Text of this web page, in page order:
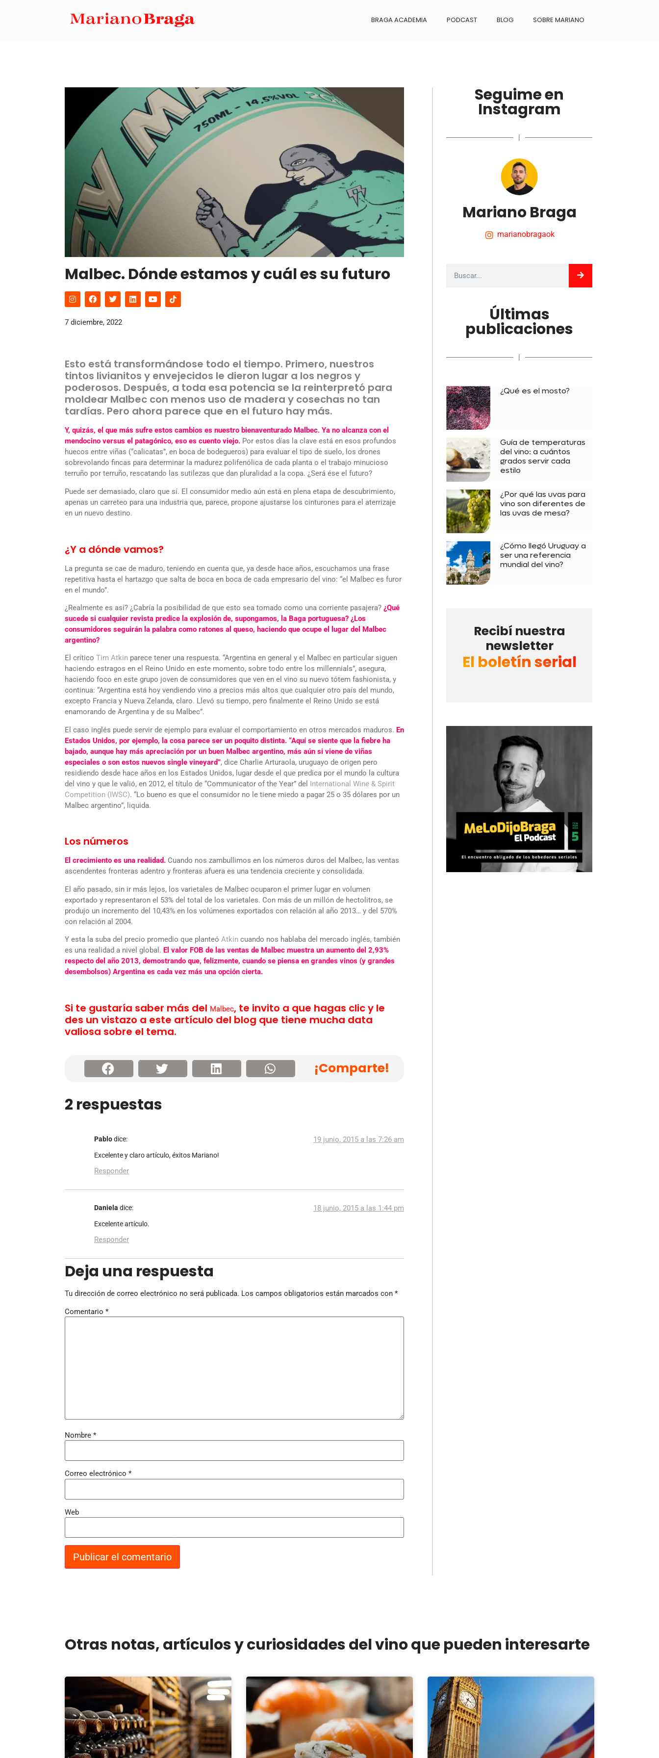
BRAGA ACADEMIA PODCAST BLOG SOBRE MARIANO
Malbec. Dónde estamos y cuál es su futuro
7 diciembre, 2022
Esto está transformándose todo el tiempo. Primero, nuestros
tintos livianitos y envejecidos le dieron lugar a los negros y
poderosos. Después, a toda esa potencia se la reinterpretó para
moldear Malbec con menos uso de madera y cosechas no tan
tardías. Pero ahora parece que en el futuro hay más.
Y, quizás, el que más sufre estos cambios es nuestro bienaventurado Malbec. Ya no alcanza con el
mendocino versus el patagónico, eso es cuento viejo. Por estos días la clave está en esos profundos
huecos entre viñas (“calicatas”, en boca de bodegueros) para evaluar el tipo de suelo, los drones
sobrevolando fincas para determinar la madurez polifenólica de cada planta o el trabajo minucioso
terruño por terruño, rescatando las sutilezas que dan pluralidad a la copa. ¿Será ése el futuro?
Puede ser demasiado, claro que sí. El consumidor medio aún está en plena etapa de descubrimiento,
apenas un carreteo para una industria que, parece, propone ajustarse los cinturones para el aterrizaje
en un nuevo destino.
¿Y a dónde vamos?
La pregunta se cae de maduro, teniendo en cuenta que, ya desde hace años, escuchamos una frase
repetitiva hasta el hartazgo que salta de boca en boca de cada empresario del vino: “el Malbec es furor
en el mundo”.
¿Realmente es así? ¿Cabría la posibilidad de que esto sea tomado como una corriente pasajera? ¿Qué
sucede si cualquier revista predice la explosión de, supongamos, la Baga portuguesa? ¿Los
consumidores seguirán la palabra como ratones al queso, haciendo que ocupe el lugar del Malbec
argentino?
El crítico Tim Atkin parece tener una respuesta. “Argentina en general y el Malbec en particular siguen
haciendo estragos en el Reino Unido en este momento, sobre todo entre los millennials”, asegura,
haciendo foco en este grupo joven de consumidores que ven en el vino su nuevo tótem fashionista, y
continua: “Argentina está hoy vendiendo vino a precios más altos que cualquier otro país del mundo,
excepto Francia y Nueva Zelanda, claro. Llevó su tiempo, pero finalmente el Reino Unido se está
enamorando de Argentina y de su Malbec”.
El caso inglés puede servir de ejemplo para evaluar el comportamiento en otros mercados maduros. En
Estados Unidos, por ejemplo, la cosa parece ser un poquito distinta. “Aquí se siente que la fiebre ha
bajado, aunque hay más apreciación por un buen Malbec argentino, más aún si viene de viñas
especiales o son estos nuevos single vineyard”, dice Charlie Arturaola, uruguayo de origen pero
residiendo desde hace años en los Estados Unidos, lugar desde el que predica por el mundo la cultura
del vino y que le valió, en 2012, el título de “Communicator of the Year” del International Wine & Spirit
Competition (IWSC). “Lo bueno es que el consumidor no le tiene miedo a pagar 25 o 35 dólares por un
Malbec argentino”, liquida.
Los números
El crecimiento es una realidad. Cuando nos zambullimos en los números duros del Malbec, las ventas
ascendentes fronteras adentro y fronteras afuera es una tendencia creciente y consolidada.
El año pasado, sin ir más lejos, los varietales de Malbec ocuparon el primer lugar en volumen
exportado y representaron el 53% del total de los varietales. Con más de un millón de hectolitros, se
produjo un incremento del 10,43% en los volúmenes exportados con relación al año 2013… y del 570%
con relación al 2004.
Y esta la suba del precio promedio que planteó Atkin cuando nos hablaba del mercado inglés, también
es una realidad a nivel global. El valor FOB de las ventas de Malbec muestra un aumento del 2,93%
respecto del año 2013, demostrando que, felizmente, cuando se piensa en grandes vinos (y grandes
desembolsos) Argentina es cada vez más una opción cierta.
Si te gustaría saber más del Malbec, te invito a que hagas clic y le
des un vistazo a este artículo del blog que tiene mucha data
valiosa sobre el tema.
¡Comparte!
2 respuestas
Pablodice: 19 junio, 2015 a las 7:26 am
Excelente y claro artículo, éxitos Mariano!
Responder
Daniela dice: 18 junio, 2015 a las 1:44 pm
Excelente artículo.
Responder
Deja una respuesta
Tu dirección de correo electrónico no será publicada. Los campos obligatorios están marcados con *
Comentario *
Nombre *
Correo electrónico *
Web
Seguime en
Instagram
|
Mariano Braga
marianobragaok
Últimas
publicaciones
|
¿Qué es el mosto?
Guía de temperaturas
del vino: a cuántos
grados servir cada
estilo
¿Por qué las uvas para
vino son diferentes de
las uvas de mesa?
¿Cómo llegó Uruguay a
ser una referencia
mundial del vino?
Recibí nuestra
newsletter
El boletín serial
Otras notas, artículos y curiosidades del vino que pueden interesarte